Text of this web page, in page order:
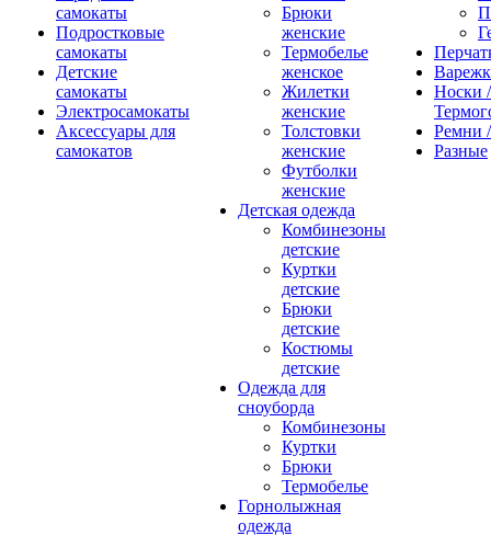
самокаты
Подростковые
самокаты
Детские
самокаты
Электросамокаты
Аксессуары для
самокатов
Брюки
женские
Термобелье
женское
Жилетки
женские
Толстовки
женские
Футболки
женские
Детская одежда
Комбинезоны
детские
Куртки
детские
Брюки
детские
Костюмы
детские
Одежда для
сноуборда
Комбинезоны
Куртки
Брюки
Термобелье
Горнолыжная
одежда
Носки /
Ремни
Разные